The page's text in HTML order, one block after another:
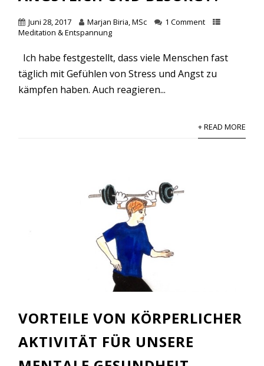
Juni 28, 2017 Marjan Biria, MSc
1 Comment
Meditation & Entspannung
Ich habe festgestellt, dass viele Menschen fast
täglich mit Gefühlen von Stress und Angst zu
kämpfen haben. Auch reagieren...
+ READ MORE
VORTEILE VON KÖRPERLICHER
AKTIVITÄT FÜR UNSERE